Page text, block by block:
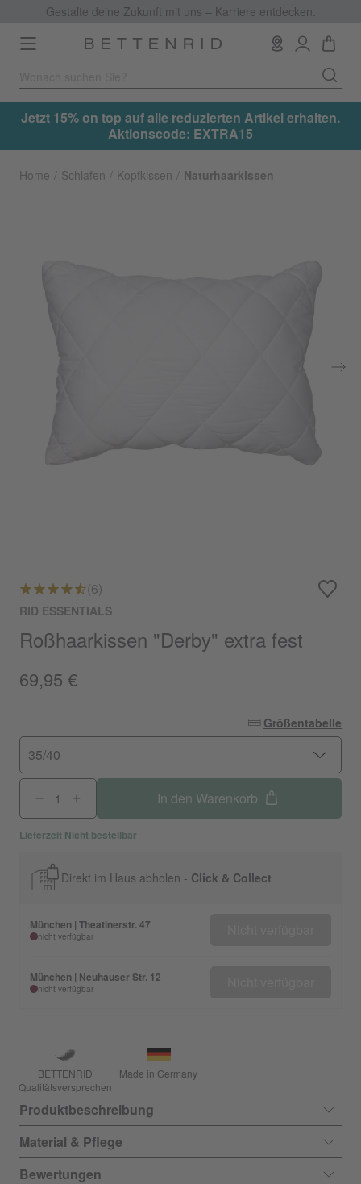
Gestalte deine Zukunft mit uns – Karriere entdecken.
Toggle
navigation
Jetzt 15% on top auf alle reduzierten Artikel erhalten.
Aktionscode: EXTRA15
Home Schlafen Kopfkissen Naturhaarkissen
(6)
RID ESSENTIALS
Roßhaarkissen "Derby" extra fest
69,95 €
Größentabelle
35/40
In den Warenkorb
Lieferzeit Nicht bestellbar
Direkt im Haus abholen - Click & Collect
München | Theatinerstr. 47
nicht verfügbar
München | Neuhauser Str. 12
nicht verfügbar
BETTENRID
Qualitätsversprechen
Made in Germany
Produktbeschreibung
Material & Pflege
Bewertungen